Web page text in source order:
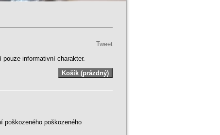
Tweet
informativní charakter.
poškozeného poškozeného